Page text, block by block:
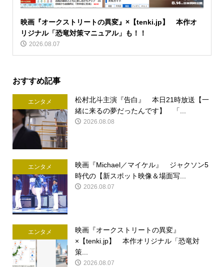
映画『オークストリートの異変』×【tenki.jp】 本作オ
リジナル「恐竜対策マニュアル」も！！
2026.08.07
おすすめ記事
エンタメ
松村北斗主演『告白』 本日21時放送【一
緒に来るの夢だったんです】 「...
2026.08.08
エンタメ
映画『Michael／マイケル』 ジャクソン5
時代の【新スポット映像＆場面写...
2026.08.07
エンタメ
映画『オークストリートの異変』
×【tenki.jp】 本作オリジナル「恐竜対
策...
2026.08.07